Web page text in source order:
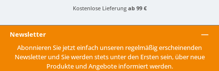
Kostenlose Lieferung ab 99 €
Newsletter
Abonnieren Sie jetzt einfach unseren regelmäßig erscheinenden
Newsletter und Sie werden stets unter den Ersten sein, über neue
Produkte und Angebote informiert werden.